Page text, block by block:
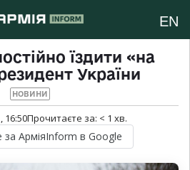
EN
їздити «на
України
НОВИНИ
16:50Прочитаєте за: < 1 хв.
за АрміяInform в Google